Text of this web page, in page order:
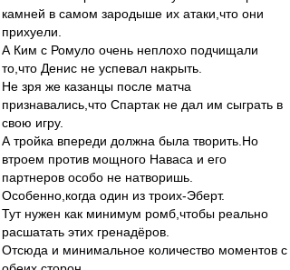
камней в самом зародыше их атаки,что они
прихуели.
А Ким с Ромуло очень неплохо подчищали
то,что Денис не успевал накрыть.
Не зря же казанцы после матча
признавались,что Спартак не дал им сыграть в
свою игру.
А тройка впереди должна была творить.Но
втроем против мощного Наваса и его
партнеров особо не натворишь.
Особенно,когда один из троих-Эберт.
Тут нужен как минимум ромб,чтобы реально
расшатать этих гренадёров.
Отсюда и минимальное количество моментов с